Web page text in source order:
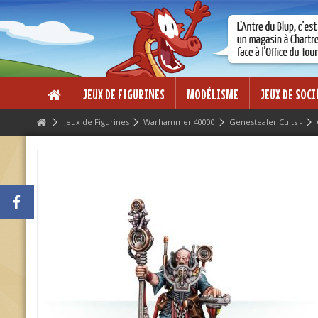
Lorem ipsum dolor sit amet
Lorem ipsum dolor sit amet, consectetur adipisicing elit, sed do
dolore magna aliqua. Ut enim ad minim veniam, quis nostrud
ea commodo consequat.
JEUX DE FIGURINES MODÉLISME JEUX DE
Jeux de Figurines Warhammer 40000 Genestealer Cults -